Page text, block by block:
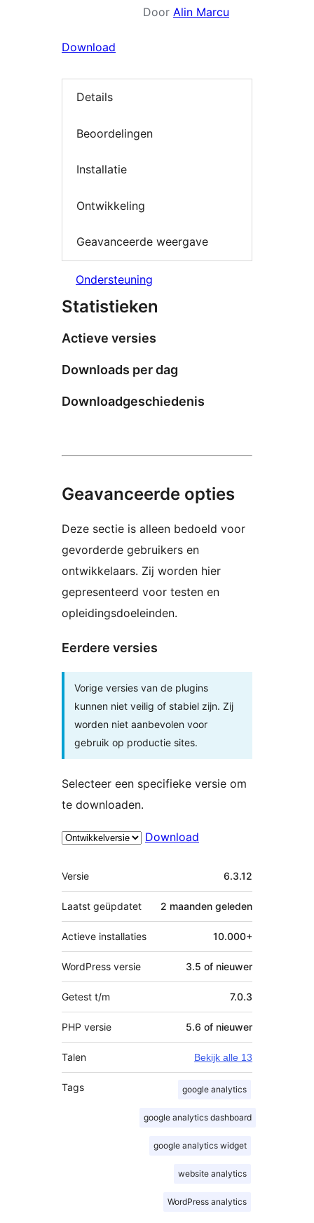
Door Alin Marcu
Download
Details
Beoordelingen
Installatie
Ontwikkeling
Geavanceerde weergave
Ondersteuning
Statistieken
Actieve versies
Downloads per dag
Downloadgeschiedenis
Geavanceerde opties
Deze sectie is alleen bedoeld voor
gevorderde gebruikers en
ontwikkelaars. Zij worden hier
gepresenteerd voor testen en
opleidingsdoeleinden.
Eerdere versies
Vorige versies van de plugins
kunnen niet veilig of stabiel zijn. Zij
worden niet aanbevolen voor
gebruik op productie sites.
Selecteer een specifieke versie om
te downloaden.
Download
Meta
Versie 6.3.12
Laatst geüpdatet 2 maanden geleden
Actieve installaties 10.000+
WordPress versie 3.5 of nieuwer
Getest t/m 7.0.3
PHP versie 5.6 of nieuwer
Talen Bekijk alle 13
Tags google analytics
google analytics dashboard
google analytics widget
website analytics
WordPress analytics